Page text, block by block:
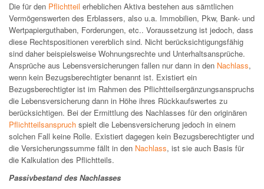
Die für den Pflichtteil erheblichen Aktiva bestehen aus sämtlichen
Vermögenswerten des Erblassers, also u.a. Immobilien, Pkw, Bank- und
Wertpapierguthaben, Forderungen, etc.. Voraussetzung ist jedoch, dass
diese Rechtspositionen vererblich sind. Nicht berücksichtigungsfähig
sind daher beispielsweise Wohnungsrechte und Unterhaltsansprüche.
Ansprüche aus Lebensversicherungen fallen nur dann in den Nachlass,
wenn kein Bezugsberechtigter benannt ist. Existiert ein
Bezugsberechtigter ist im Rahmen des Pflichtteilsergänzungsanspruchs
die Lebensversicherung dann in Höhe ihres Rückkaufswertes zu
berücksichtigen. Bei der Ermittlung des Nachlasses für den originären
Pflichtteilsanspruch spielt die Lebensversicherung jedoch in einem
solchen Fall keine Rolle. Existiert dagegen kein Bezugsberechtigter und
die Versicherungssumme fällt in den Nachlass, ist sie auch Basis für
die Kalkulation des Pflichtteils.
Passivbestand des Nachlasses